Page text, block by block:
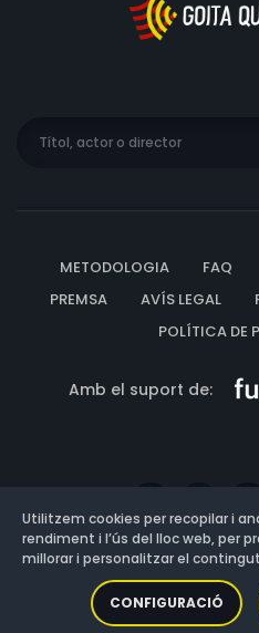
METODOLOGIA FAQ
PREMSA
AVÍS LEGAL
POLÍTICA DE
Amb el suport de:
Versió:
Utilitzem cookies per recopilar i
rendiment i l’ús del lloc web, per
millorar i personalitzar el
CONFIGURACIÓ